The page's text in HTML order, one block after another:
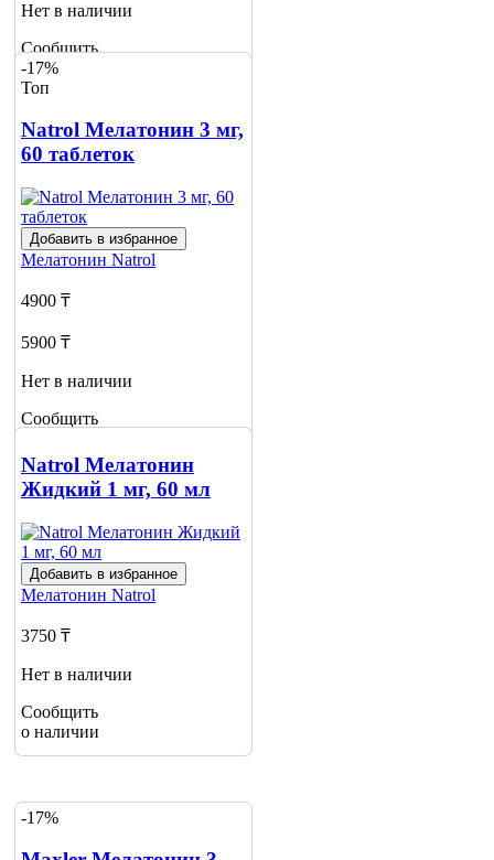
Нет в наличии
Сообщить
о наличии
3
-17%
Топ
Natrol Мелатонин 3 мг,
60 таблеток
Добавить в избранное
Мелатонин Natrol
4900 ₸
5900 ₸
Нет в наличии
Сообщить
Natrol Мелатонин
Жидкий 1 мг, 60 мл
Добавить в избранное
Мелатонин Natrol
3750 ₸
Нет в наличии
Сообщить
о наличии
-17%